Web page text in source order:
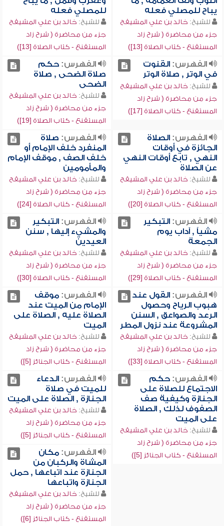
يباح للمصلي فعله
للشيخ: خالد بن علي المشيقح
جزء من محاضرة ( شرح زاد
المستقنع - كتاب الصلاة [13])
للمصلي فعله
للشيخ: خالد بن علي المشيقح
جزء من محاضرة ( شرح زاد
المستقنع - كتاب الصلاة [13])
الفهرس:القنوت
في الوتر , صلاة الوتر
للشيخ: خالد بن علي المشيقح
جزء من محاضرة ( شرح زاد
المستقنع - كتاب الصلاة [17])
الفهرس:حكم
صلاة الضحى , صلاة
الضحى
للشيخ: خالد بن علي المشيقح
جزء من محاضرة ( شرح زاد
المستقنع - كتاب الصلاة [19])
الفهرس:الصلاة
الجائزة في أوقات
النهي , تابع أوقات النهي
عن الصلاة
للشيخ: خالد بن علي المشيقح
جزء من محاضرة ( شرح زاد
المستقنع - كتاب الصلاة [20])
الفهرس: صلاة
المنفرد خلف الإمام أو
خلف الصف , موقف الإمام
والمأمومين
للشيخ: خالد بن علي المشيقح
جزء من محاضرة ( شرح زاد
المستقنع - كتاب الصلاة [24])
الفهرس:التبكير
مشياً , آداب يوم
الجمعة
للشيخ: خالد بن علي المشيقح
جزء من محاضرة ( شرح زاد
المستقنع - كتاب الصلاة [29])
الفهرس:التبكير
والمشيء إليها , سنن
العيدين
للشيخ: خالد بن علي المشيقح
جزء من محاضرة ( شرح زاد
المستقنع - كتاب الصلاة [30])
الفهرس:القول عند
هبوب الرياح وحصول
الرعد والصواعق , السنن
المشروعة عند نزول المطر
للشيخ: خالد بن علي المشيقح
جزء من محاضرة ( شرح زاد
المستقنع - كتاب الصلاة [33])
الفهرس:موقف
الإمام من الميت عند
الصلاة عليه , الصلاة على
الميت
للشيخ: خالد بن علي المشيقح
جزء من محاضرة ( شرح زاد
المستقنع - كتاب الجنائز [5])
الفهرس:حكم
الاجتماع للصلاة على
الجنازة وكيفية صف
الصفوف لذلك , الصلاة
على الميت
للشيخ: خالد بن علي المشيقح
جزء من محاضرة ( شرح زاد
المستقنع - كتاب الجنائز [5])
الفهرس:الدعاء
للميت في صلاة
الجنازة , الصلاة على الميت
للشيخ: خالد بن علي المشيقح
جزء من محاضرة ( شرح زاد
المستقنع - كتاب الجنائز [5])
الفهرس:مكان
المشاة والركبان من
الجنازة عند اتباعها , حمل
الجنازة واتباعها
للشيخ: خالد بن علي المشيقح
جزء من محاضرة ( شرح زاد
المستقنع - كتاب الجنائز [6])